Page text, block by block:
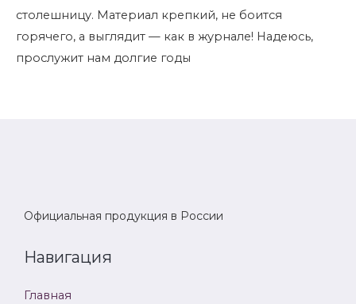
столешницу. Материал крепкий, не боится
горячего, а выглядит — как в журнале! Надеюсь,
прослужит нам долгие годы
Официальная продукция в России
Навигация
Главная